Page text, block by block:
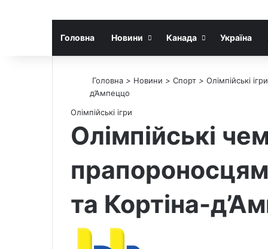
Головна Новини Канада Україна
Головна > Новини > Спорт > Олімпійські ігри
д’Ампеццо
Олімпійські ігри
Олімпійські
та Кортіна-